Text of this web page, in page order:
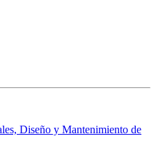
Diseño y Mantenimiento de